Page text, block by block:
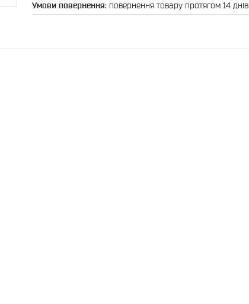
повернення товару протягом 14 днів